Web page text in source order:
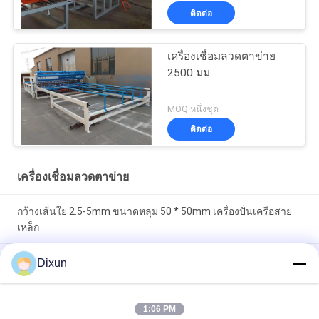
ติดต่อ
เครื่องเชื่อมลวดตาข่าย
2500 มม
MOQ:หนึ่งชุด
ติดต่อ
เครื่องเชื่อมลวดตาข่าย
กว้างเส้นใย 2.5-5mm ขนาดหลุม 50 * 50mm เครื่องปั่นเครือสาย
เหล็ก
รั้วสนามบินเส้นผ่านศูนย์กลางลวดตาข่าย 3.7 มม. 50 * 200 มม.
เครื่องเชื่อมลวดตาข่าย
ขนาดหลุม 150 * 150 มิลลิเมตร Rebar 4-10 มิลลิเมตร สะพาน
Dixun
1:06 PM